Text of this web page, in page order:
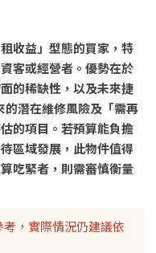
收益」型態的買家，特
客或經營者。優勢在於
的稀缺性，以及未來捷
潛在維修風險及「需再
的項目。若預算能負擔
區域發展，此物件值得
吃緊者，則需審慎衡量
，實際情況仍建議依